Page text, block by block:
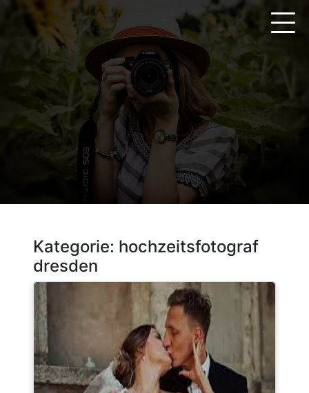
springen
Kategorie: hochzeitsfotograf
dresden